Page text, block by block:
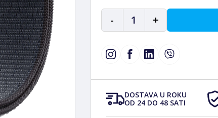
- 1 +
DOSTAVA U ROKU
OD 24 DO 48 SATI